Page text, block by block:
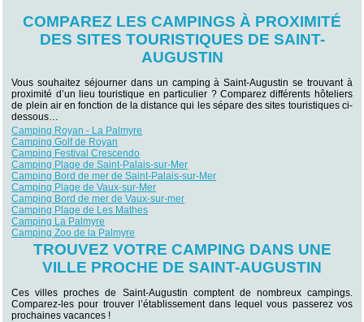
COMPAREZ LES CAMPINGS À PROXIMITÉ
DES SITES TOURISTIQUES DE SAINT-
AUGUSTIN
Vous souhaitez séjourner dans un camping à Saint-Augustin se trouvant à
proximité d’un lieu touristique en particulier ? Comparez différents hôteliers
de plein air en fonction de la distance qui les sépare des sites touristiques ci-
dessous…
Camping Royan - La Palmyre
Camping Golf de Royan
Camping Festival Crescendo
Camping Plage de Saint-Palais-sur-Mer
Camping Bord de mer de Saint-Palais-sur-Mer
Camping Plage de Vaux-sur-Mer
Camping Bord de mer de Vaux-sur-mer
Camping Plage de Les Mathes
Camping La Palmyre
Camping Zoo de la Palmyre
TROUVEZ VOTRE CAMPING DANS UNE
VILLE PROCHE DE SAINT-AUGUSTIN
Ces villes proches de Saint-Augustin comptent de nombreux campings.
Comparez-les pour trouver l’établissement dans lequel vous passerez vos
prochaines vacances !